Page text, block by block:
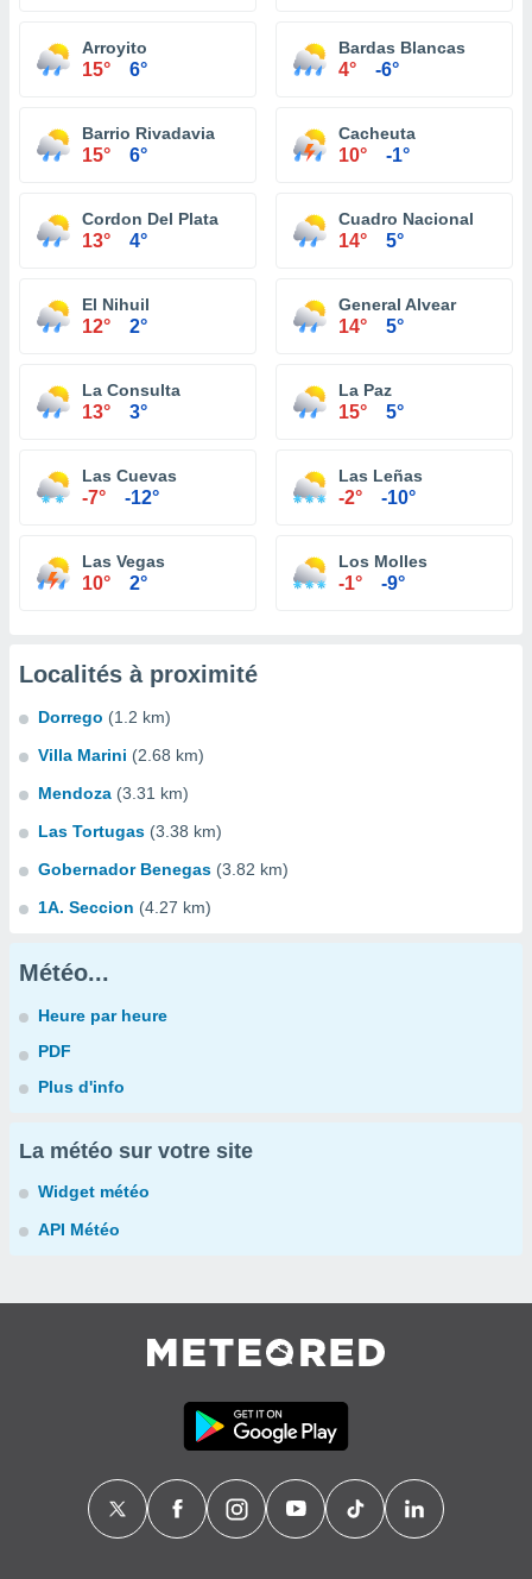
Arroyito
15° 6°
Bardas Blancas
4° -6°
Barrio Rivadavia
15° 6°
Cacheuta
10° -1°
Cordon Del Plata
13° 4°
Cuadro Nacional
14° 5°
El Nihuil
12° 2°
General Alvear
14° 5°
La Consulta
13° 3°
La Paz
15° 5°
Las Cuevas
-7° -12°
Las Leñas
-2° -10°
Las Vegas
10° 2°
Los Molles
-1° -9°
Localités à proximité
Dorrego (1.2 km)
Villa Marini (2.68 km)
Mendoza (3.31 km)
Las Tortugas (3.38 km)
Gobernador Benegas (3.82 km)
1A. Seccion (4.27 km)
Météo...
Heure par heure
PDF
Plus d'info
La météo sur votre site
Widget météo
API Météo